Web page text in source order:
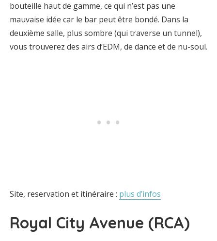
bouteille haut de gamme, ce qui n’est pas une
mauvaise idée car le bar peut être bondé. Dans la
deuxième salle, plus sombre (qui traverse un tunnel),
vous trouverez des airs d’EDM, de dance et de nu-soul.
Site, reservation et itinéraire : plus d’infos
Royal City Avenue (RCA)